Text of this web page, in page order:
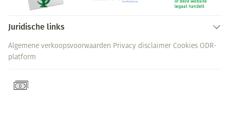
Juridische links
Algemene verkoopsvoorwaarden Privacy disclaimer Cookies ODR-
platform